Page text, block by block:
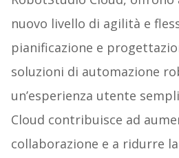
nuovo livello di agilità e
pianificazione e
soluzioni di automazione
un’esperienza utente
Cloud contribuisce ad
collaborazione e a ridurre